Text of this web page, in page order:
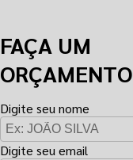
FAÇA UM
ORÇAMENTO
Digite seu nome
Digite seu email